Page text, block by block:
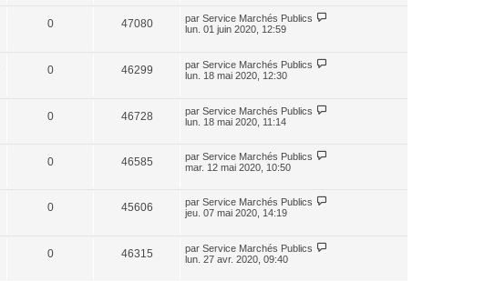
0 47080 par Service Marchés Publics
lun. 01 juin 2020, 12:59
0 46299 par Service Marchés Publics
lun. 18 mai 2020, 12:30
0 46728 par Service Marchés Publics
lun. 18 mai 2020, 11:14
0 46585 par Service Marchés Publics
mar. 12 mai 2020, 10:50
0 45606 par Service Marchés Publics
jeu. 07 mai 2020, 14:19
0 46315 par Service Marchés Publics
lun. 27 avr. 2020, 09:40